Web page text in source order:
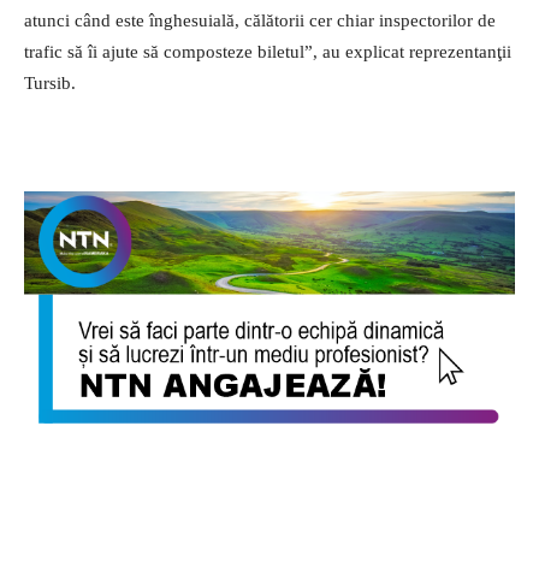
atunci când este înghesuială, călătorii cer chiar inspectorilor de
trafic să îi ajute să composteze biletul”, au explicat reprezentanţii
Tursib.